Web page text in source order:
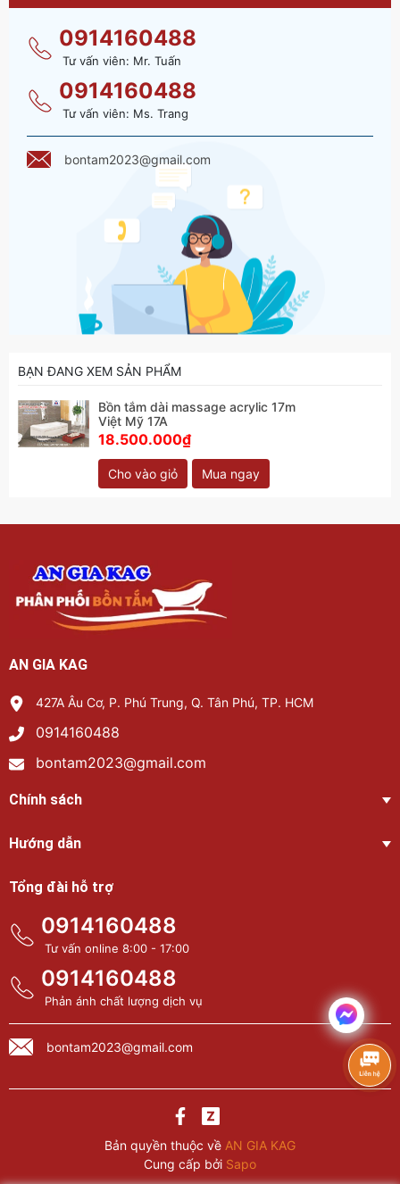
0914160488
Tư vấn viên: Mr. Tuấn
0914160488
Tư vấn viên: Ms. Trang
bontam2023@gmail.com
BẠN ĐANG XEM SẢN PHẨM
Bồn tắm dài massage acrylic 17m
Việt Mỹ 17A
18.500.000₫
Cho vào giỏ Mua ngay
AN GIA KAG
427A Âu Cơ, P. Phú Trung, Q. Tân Phú, TP. HCM
0914160488
bontam2023@gmail.com
Chính sách
Hướng dẫn
Tổng đài hỗ trợ
0914160488
Tư vấn online 8:00 - 17:00
0914160488
Phản ánh chất lượng dịch vụ
bontam2023@gmail.com
Bản quyền thuộc về AN GIA KAG
Cung cấp bởi Sapo